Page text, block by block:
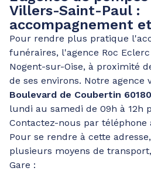
Villers-Saint-Paul :
accompagnement
Pour rendre plus pratique
funéraires, l'agence Roc
Nogent-sur-Oise, à proximité
de ses environs. Notre agence
Boulevard de Coubertin
lundi au samedi de 09h à 12h
Contactez-nous par téléphone
Pour se rendre à cette
plusieurs moyens de
Gare :